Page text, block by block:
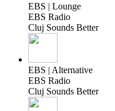
EBS | Lounge
EBS Radio
Cluj Sounds Better
EBS | Alternative
EBS Radio
Cluj Sounds Better